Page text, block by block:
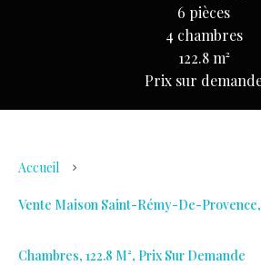
6 pièces
4 chambres
122.8 m²
Prix sur
Accueil
Vente Maison Saint-Rémy-De-Provence,
Chambres, 122.8 M², Prix Sur Demande